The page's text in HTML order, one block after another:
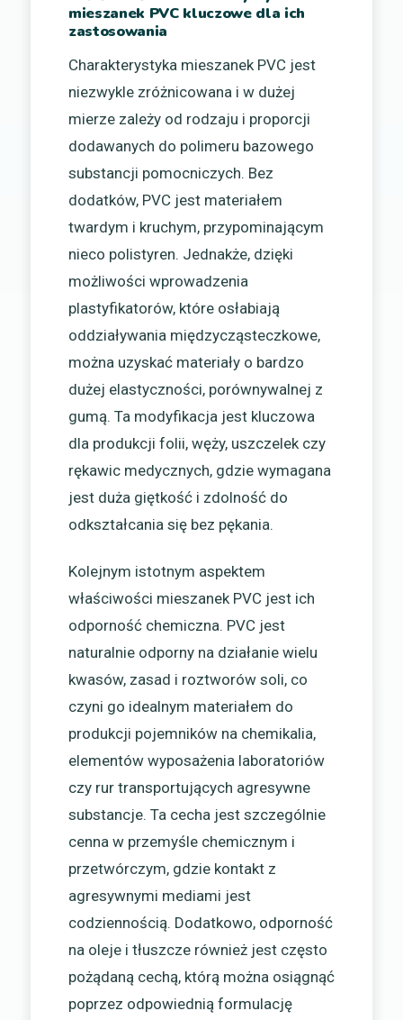
mieszanek PVC kluczowe dla ich
zastosowania
Charakterystyka mieszanek PVC jest
niezwykle zróżnicowana i w dużej
mierze zależy od rodzaju i proporcji
dodawanych do polimeru bazowego
substancji pomocniczych. Bez
dodatków, PVC jest materiałem
twardym i kruchym, przypominającym
nieco polistyren. Jednakże, dzięki
możliwości wprowadzenia
plastyfikatorów, które osłabiają
oddziaływania międzycząsteczkowe,
można uzyskać materiały o bardzo
dużej elastyczności, porównywalnej z
gumą. Ta modyfikacja jest kluczowa
dla produkcji folii, węży, uszczelek czy
rękawic medycznych, gdzie wymagana
jest duża giętkość i zdolność do
odkształcania się bez pękania.
Kolejnym istotnym aspektem
właściwości mieszanek PVC jest ich
odporność chemiczna. PVC jest
naturalnie odporny na działanie wielu
kwasów, zasad i roztworów soli, co
czyni go idealnym materiałem do
produkcji pojemników na chemikalia,
elementów wyposażenia laboratoriów
czy rur transportujących agresywne
substancje. Ta cecha jest szczególnie
cenna w przemyśle chemicznym i
przetwórczym, gdzie kontakt z
agresywnymi mediami jest
codziennością. Dodatkowo, odporność
na oleje i tłuszcze również jest często
pożądaną cechą, którą można osiągnąć
poprzez odpowiednią formulację